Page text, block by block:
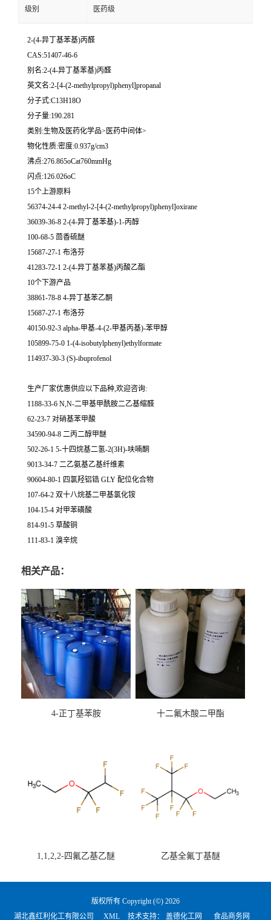
级别 医药级
2-(4-异丁基苯基)丙醛
CAS:51407-46-6
别名:2-(4-异丁基苯基)丙醛
英文名:2-[4-(2-methylpropyl)phenyl]propanal
分子式:C13H18O
分子量:190.281
类别:生物及医药化学品>医药中间体>
物化性质:密度:0.937g/cm3
沸点:276.865oCat760mmHg
闪点:126.026oC
15个上游原料
56374-24-4 2-methyl-2-[4-(2-methylpropyl)phenyl]oxirane
36039-36-8 2-(4-异丁基苯基)-1-丙醇
100-68-5 茴香硫醚
15687-27-1 布洛芬
41283-72-1 2-(4-异丁基苯基)丙酸乙酯
10个下游产品
38861-78-8 4-异丁基苯乙酮
15687-27-1 布洛芬
40150-92-3 alpha-甲基-4-(2-甲基丙基)-苯甲醇
105899-75-0 1-(4-isobutylphenyl)ethylformate
114937-30-3 (S)-ibuprofenol
生产厂家优惠供应以下品种,欢迎咨询:
1188-33-6 N,N-二甲基甲酰胺二乙基缩醛
62-23-7 对硝基苯甲酸
34590-94-8 二丙二醇甲醚
502-26-1 5-十四烷基二氢-2(3H)-呋喃酮
9013-34-7 二乙氨基乙基纤维素
90604-80-1 四氯羟铝锆 GLY 配位化合物
107-64-2 双十八烷基二甲基氯化铵
104-15-4 对甲苯磺酸
814-91-5 草酸铜
111-83-1 溴辛烷
相关产品：
4-正丁基苯胺 十二氟木酸二甲酯
1,1,2,2-四氟乙基乙醚 乙基全氟丁基醚
版权所有 Copyright (©) 2026
湖北鑫红利化工有限公司
XML 技术支持： 盖德化工网 食品商务网